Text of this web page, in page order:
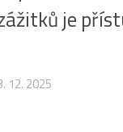
je
12. 2025